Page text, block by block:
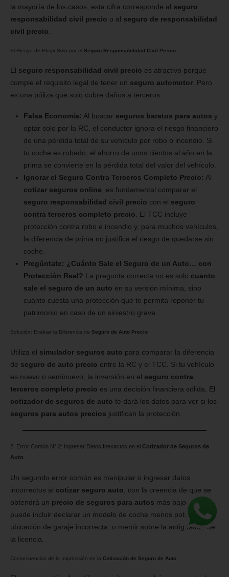
la mayoría de los casos, esta cifra corresponde al seguro
responsabilidad civil precio o al seguro de responsabilidad
civil precio
El Riesgo de Elegir Solo por el Seguro Responsabilidad Civil Precio
El seguro responsabilidad civil precio es atractivo porque
cumple el requisito legal de tener un seguro automotor . Pero
es una póliza que solo cubre daños a terceros.
Falsa Economía: Al buscar seguros baratos para autos y
optar solo por la RC, el conductor ignora el riesgo financiero
de una pérdida total de su vehículo por robo o incendio. Si
tu coche es robado, el ahorro de unos cientos al año en la
prima se convierte en la pérdida total del valor del vehículo.
Ignorar el Seguro Contra Terceros Completo Precio: Al
cotizar seguros online, es fundamental comparar el
seguro responsabilidad civil precio con el seguro
contra terceros completo precio. El TCC incluye
protección contra robo e incendio y, para muchos vehículos,
la diferencia de prima no justifica el riesgo de quedarse sin
coche.
Pregúntate: ¿Cuánto Sale el Seguro de un Auto… con
Protección Real? La pregunta correcta no es solo cuanto
sale el seguro de un auto en su versión mínima, sino
cuánto cuesta una protección que te permita reponer tu
patrimonio en caso de un siniestro grave.
Solución: Evaluar la Diferencia de Seguro de Auto Precio
Utiliza el simulador seguros auto para comparar la diferencia
de seguro de auto precio entre la RC y el TCC. Si tu vehículo
es nuevo o seminuevo, la inversión en el seguro contra
terceros completo precio es una decisión financiera sólida. El
cotizador de seguros de auto te dará los datos para ver si los
seguros para autos precios justifican la protección.
2. Error Común N° 2: Ingresar Datos Inexactos en el Cotizador de Seguros de
Auto
Un segundo error común es manipular o ingresar datos
incorrectos al cotizar seguro auto , con la creencia de que se
obtendrá un precio de seguros para autos más bajo. Esto
puede incluir declarar un modelo de coche menos potente, una
ubicación de garaje incorrecta, o mentir sobre la antigüedad de
la licencia.
Consecuencias de la Imprecisión en la Cotización de Seguro de Auto